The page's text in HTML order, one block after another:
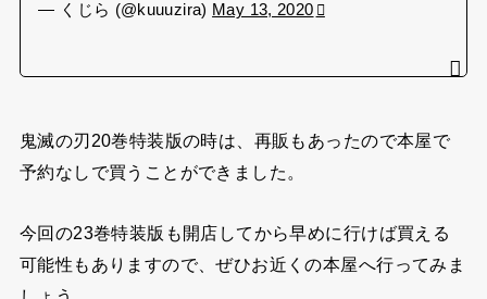
— くじら (@kuuuzira) May 13, 2020
鬼滅の刃20巻特装版の時は、再販もあったので本屋で
予約なしで買うことができました。
今回の23巻特装版も開店してから早めに行けば買える
可能性もありますので、ぜひお近くの本屋へ行ってみま